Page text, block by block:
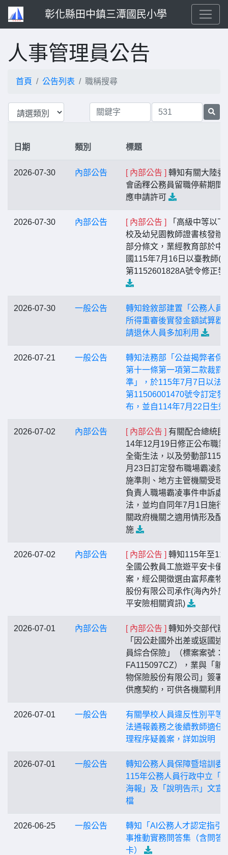
彰化縣田中鎮三潭國民小學
人事管理員公告
首頁 公告列表 職稱搜尋
日期 類別 標題
2026-07-30 內部公告 [ 內部公告 ] 轉知有關大陸委
會函釋公務員留職停薪期間
應申請許可
2026-07-30 內部公告 [ 內部公告 ]
「高級中等以下
校及幼兒園教師證書核發辦
部分條文，業經教育部於中
國115年7月16日以臺教師(
第1152601828A號令修正發
2026-07-30 一般公告
轉知銓敘部建置「公務人員
所得重審後實發金額試算器
請退休人員多加利用
2026-07-21 一般公告
轉知法務部「公益揭弊者保
第十一條第一項第二款裁罰
準」，於115年7月7日以法
第11506001470號令訂定發
布，並自114年7月22日生效
2026-07-02 內部公告 [ 內部公告 ] 有關配合總統民
14年12月19日修正公布職業
全衛生法，以及勞動部115
月23日訂定發布職場霸凌防
施準則、地方主管機關受理
負責人職場霸凌事件申訴處
法，並均自同年7月1日施行
關政府機關之適用情形及配
施
2026-07-02 內部公告 [ 內部公告 ] 轉知115年至
全國公教員工旅遊平安卡優
案，經公開徵選由富邦產物
股份有限公司承作(海內外旅
平安險相關資訊)
2026-07-01 內部公告 [ 內部公告 ] 轉知外交部代辦
「因公赴國外出差或返國述
員綜合保險」（標案案號：
FA115097CZ），業與「新
物保險股份有限公司」簽署
供應契約，可供各機關利用
2026-07-01 一般公告
有關學校人員違反性別平等
法通報義務之後續教師適任
理程序疑義案，詳如說明
2026-07-01 一般公告
轉知公務人員保障暨培訓委
115年公務人員行政中立「
海報」及「說明告示」文宣
檔
2026-06-25 一般公告
轉知「AI公務人才認定指引
事推動實務問答集（含問答
卡）